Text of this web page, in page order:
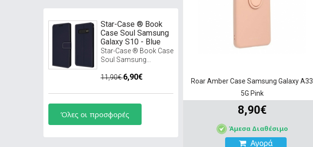
Star-Case ® Book
Case Soul Samsung
Galaxy S10 - Blue
Star-Case ® Book Case
Soul Samsung...
11,90€6,90€
Όλες οι προσφορές
Roar Amber Case Samsung Galaxy A33
5G Pink
8,90€
Άμεσα Διαθέσιμο
Αγορά